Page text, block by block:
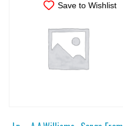
Save to Wishlist